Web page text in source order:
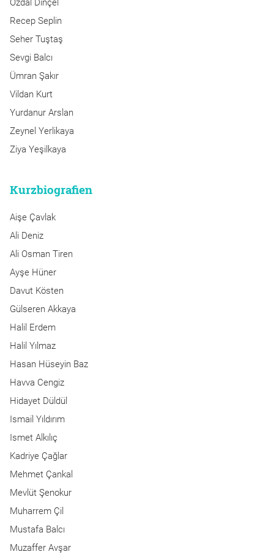
Özdal Dinçel
Recep Seplin
Seher Tuştaş
Sevgi Balcı
Ümran Şakır
Vildan Kurt
Yurdanur Arslan
Zeynel Yerlikaya
Ziya Yeşilkaya
Kurzbiografien
Aişe Çavlak
Ali Deniz
Ali Osman Tiren
Ayşe Hüner
Davut Kösten
Gülseren Akkaya
Halil Erdem
Halil Yılmaz
Hasan Hüseyin Baz
Havva Cengiz
Hidayet Düldül
Ismail Yıldırım
Ismet Alkılıç
Kadriye Çağlar
Mehmet Çankal
Mevlüt Şenokur
Muharrem Çil
Mustafa Balcı
Muzaffer Avşar